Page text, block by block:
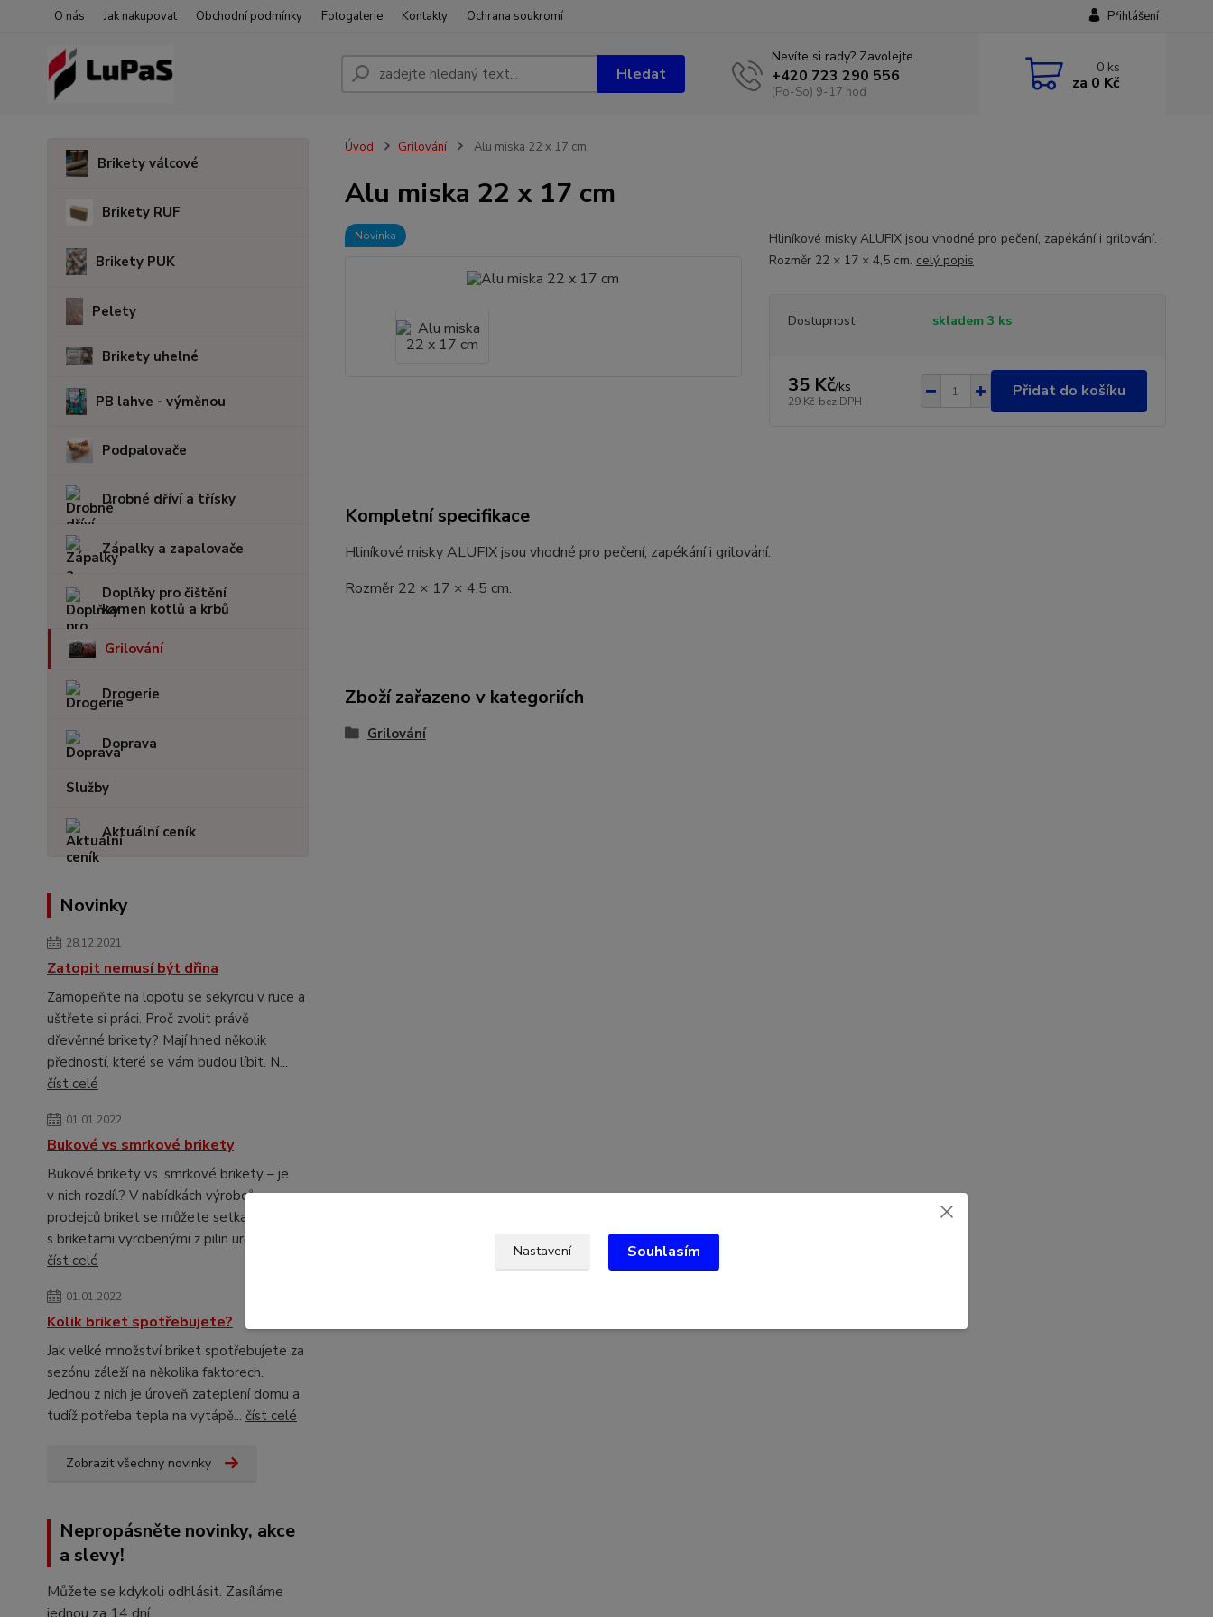
O nás Jak nakupovat Obchodní podmínky Fotogalerie Kontakty Ochrana soukromí Přihlášení
Hledat
Nevíte si rady? Zavolejte.
+420 723 290 556
(Po-So) 9-17 hod
0 ks
za 0 Kč
Brikety válcové
Brikety RUF
Brikety PUK
Pelety
Brikety uhelné
PB lahve - výměnou
Podpalovače
Drobné dříví a třísky
Zápalky a zapalovače
Doplňky pro čištění
kamen kotlů a krbů
Grilování
Drogerie
Doprava
Služby
Aktuální ceník
Novinky
28.12.2021
Zatopit nemusí být dřina
Zamopeňte na lopotu se sekyrou v ruce a
uštřete si práci. Proč zvolit právě
dřevěnné brikety? Mají hned několik
předností, které se vám budou líbit. N...
číst celé
01.01.2022
Bukové vs smrkové brikety
Bukové brikety vs. smrkové brikety – je
v nich rozdíl? V nabídkách výrobců a
prodejců briket se můžete setkat
s briketami vyrobenými z pilin určitého...
číst celé
01.01.2022
Kolik briket spotřebujete?
Jak velké množství briket spotřebujete za
sezónu záleží na několika faktorech.
Jednou z nich je úroveň zateplení domu a
tudíž potřeba tepla na vytápě... číst celé
Zobrazit všechny novinky
Nepropásněte novinky, akce
a slevy!
Můžete se kdykoli odhlásit. Zasíláme
Úvod Grilování Alu miska 22 x 17 cm
Alu miska 22 x 17 cm
Novinka
Hliníkové misky ALUFIX jsou vhodné pro pečení, zapékání i grilování.
Rozměr 22 × 17 × 4,5 cm. celý popis
Dostupnost skladem 3 ks
35 Kč/ks
29 Kč bez DPH
Přidat do košíku
Kompletní specifikace
Hliníkové misky ALUFIX jsou vhodné pro pečení, zapékání i grilování.
Rozměr 22 × 17 × 4,5 cm.
Zboží zařazeno v kategoriích
Grilování
Nastavení Souhlasím